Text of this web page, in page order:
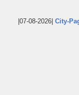
|07-08-2026| City-